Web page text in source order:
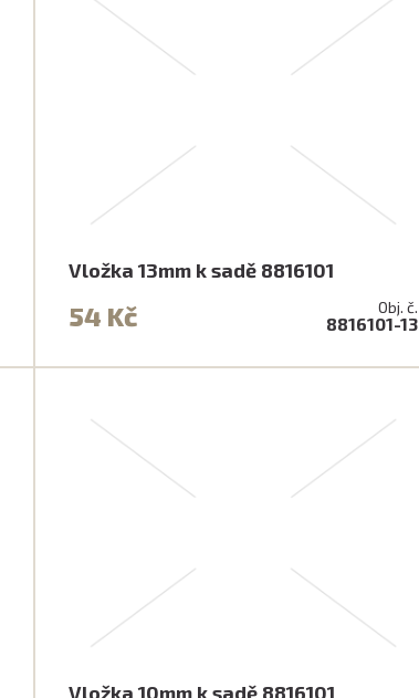
Vložka 13mm k sadě 8816101
54 Kč Obj. č.
8816101-13
Vložka 10mm k sadě 8816101